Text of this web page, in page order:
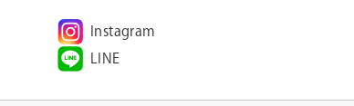
Instagram
LINE